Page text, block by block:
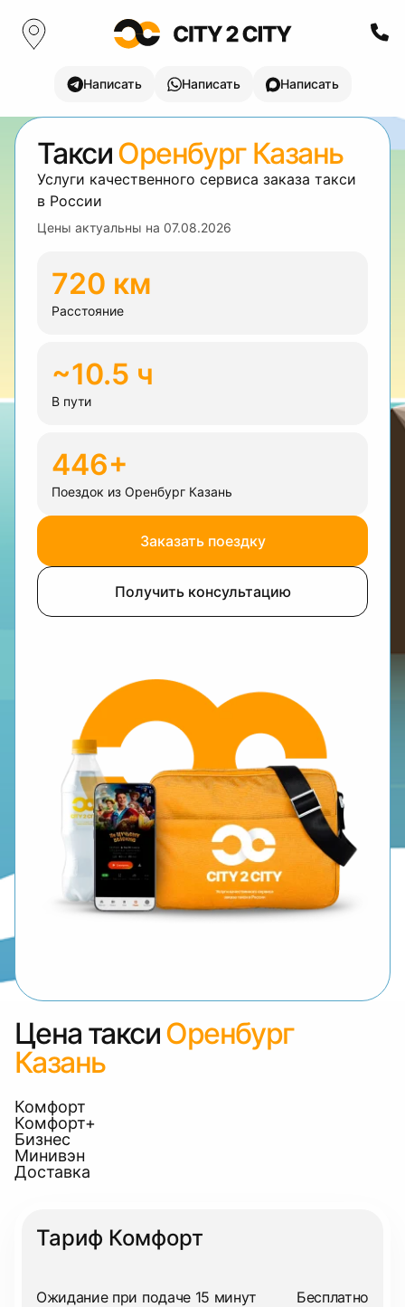
Написать Написать Написать
ТаксиОренбург Казань
Услуги качественного сервиса заказа такси
в России
Цены актуальны на 07.08.2026
720 км
Расстояние
~10.5 ч
В пути
446+
Поездок из Оренбург Казань
Заказать поездку
Получить консультацию
Цена таксиОренбург
Казань
Комфорт
Комфорт+
Бизнес
Минивэн
Доставка
Тариф Комфорт
Ожидание при подаче 15 минут Бесплатно